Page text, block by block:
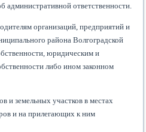
административной ответственности.
организаций, предприятий и
района Волгоградской
юридическим и
либо ином законном
и земельных участков в местах
и на прилегающих к ним